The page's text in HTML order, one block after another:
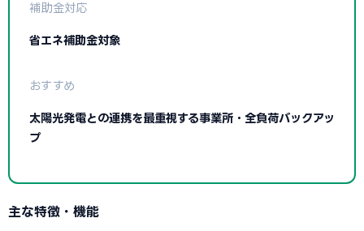
補助金対応
省エネ補助金対象
おすすめ
太陽光発電との連携を最重視する事業所・全負荷バックアッ
プ
主な特徴・機能